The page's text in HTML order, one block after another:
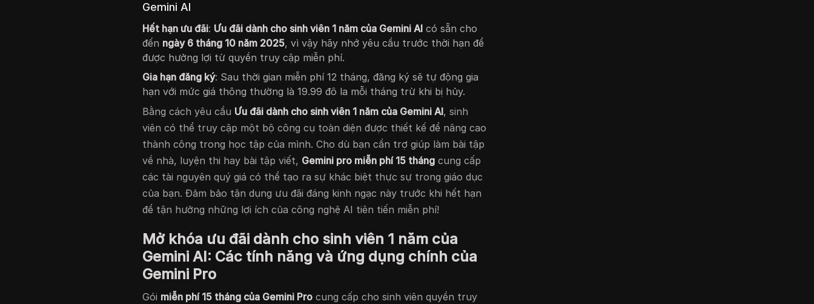
Gemini AI
Hết hạn ưu đãi: Ưu đãi dành cho sinh viên 1 năm của Gemini AI có sẵn cho
đến ngày 6 tháng 10 năm 2025, vì vậy hãy nhớ yêu cầu trước thời hạn để
được hưởng lợi từ quyền truy cập miễn phí.
Gia hạn đăng ký: Sau thời gian miễn phí 12 tháng, đăng ký sẽ tự động gia
hạn với mức giá thông thường là 19.99 đô la mỗi tháng trừ khi bị hủy.
Bằng cách yêu cầu Ưu đãi dành cho sinh viên 1 năm của Gemini AI, sinh
viên có thể truy cập một bộ công cụ toàn diện được thiết kế để nâng cao
thành công trong học tập của mình. Cho dù bạn cần trợ giúp làm bài tập
về nhà, luyện thi hay bài tập viết, Gemini pro miễn phí 15 tháng cung cấp
các tài nguyên quý giá có thể tạo ra sự khác biệt thực sự trong giáo dục
của bạn. Đảm bảo tận dụng ưu đãi đáng kinh ngạc này trước khi hết hạn
để tận hưởng những lợi ích của công nghệ AI tiên tiến miễn phí!
Mở khóa ưu đãi dành cho sinh viên 1 năm của
Gemini AI: Các tính năng và ứng dụng chính của
Gemini Pro
Gói miễn phí 15 tháng của Gemini Pro cung cấp cho sinh viên quyền truy